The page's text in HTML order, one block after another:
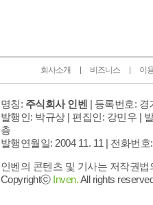
회사소개 비즈니스 이
명칭: 주식회사 인벤 | 등록번호: 경
발행인: 박규상 | 편집인: 강민우 |
층
발행연월일: 2004 11. 11 | 전화번호
인벤의 콘텐츠 및 기사는 저작권
Copyrightⓒ Inven.All rights